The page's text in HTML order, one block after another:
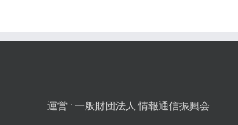
運営 : 一般財団法人 情報通信振興会